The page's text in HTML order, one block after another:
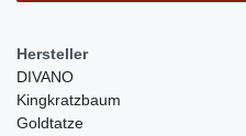
Hersteller
DIVANO
Kingkratzbaum
Goldtatze